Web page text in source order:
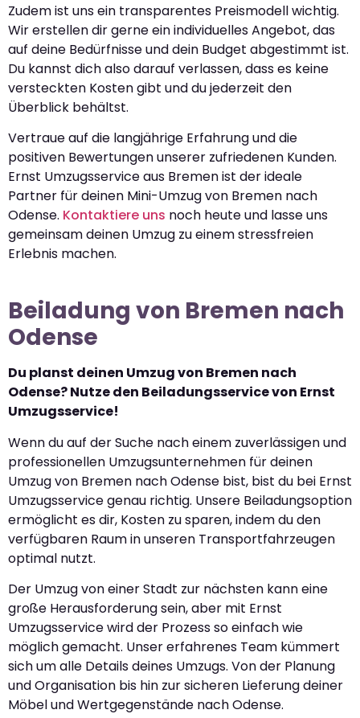
Zudem ist uns ein transparentes Preismodell wichtig.
Wir erstellen dir gerne ein individuelles Angebot, das
auf deine Bedürfnisse und dein Budget abgestimmt ist.
Du kannst dich also darauf verlassen, dass es keine
versteckten Kosten gibt und du jederzeit den
Überblick behältst.
Vertraue auf die langjährige Erfahrung und die
positiven Bewertungen unserer zufriedenen Kunden.
Ernst Umzugsservice aus Bremen ist der ideale
Partner für deinen Mini-Umzug von Bremen nach
Odense. Kontaktiere uns noch heute und lasse uns
gemeinsam deinen Umzug zu einem stressfreien
Erlebnis machen.
Beiladung von Bremen nach
Odense
Du planst deinen Umzug von Bremen nach
Odense? Nutze den Beiladungsservice von Ernst
Umzugsservice!
Wenn du auf der Suche nach einem zuverlässigen und
professionellen Umzugsunternehmen für deinen
Umzug von Bremen nach Odense bist, bist du bei Ernst
Umzugsservice genau richtig. Unsere Beiladungsoption
ermöglicht es dir, Kosten zu sparen, indem du den
verfügbaren Raum in unseren Transportfahrzeugen
optimal nutzt.
Der Umzug von einer Stadt zur nächsten kann eine
große Herausforderung sein, aber mit Ernst
Umzugsservice wird der Prozess so einfach wie
möglich gemacht. Unser erfahrenes Team kümmert
sich um alle Details deines Umzugs. Von der Planung
und Organisation bis hin zur sicheren Lieferung deiner
Möbel und Wertgegenstände nach Odense.